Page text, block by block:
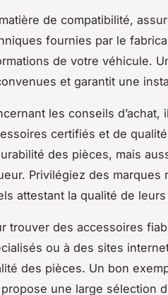
de compatibilité,
fournies par le
de votre véhicule.
et garantit une
les conseils
certifiés et de
des pièces, mais
Privilégiez des
attestant la qualité de
trouver des accessoires
ou à des sites
des pièces. Un bon
une large sélection